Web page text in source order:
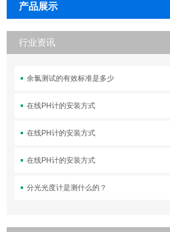
产品展示
行业资讯
余氯测试的有效标准是多少
在线PH计的安装方式
在线PH计的安装方式
在线PH计的安装方式
分光光度计是测什么的？